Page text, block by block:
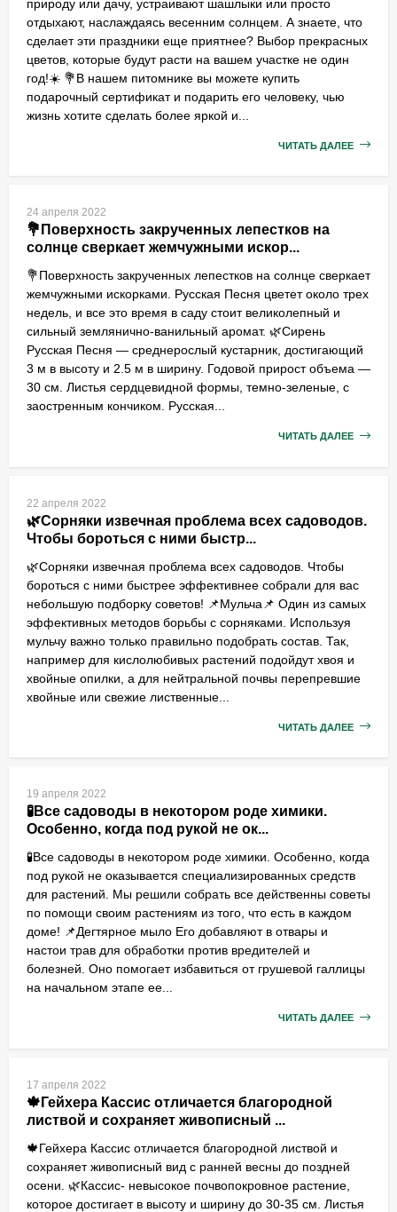
природу или дачу, устраивают шашлыки или просто
отдыхают, наслаждаясь весенним солнцем. А знаете, что
сделает эти праздники еще приятнее? Выбор прекрасных
цветов, которые будут расти на вашем участке не один
год!☀️ 💐В нашем питомнике вы можете купить
подарочный сертификат и подарить его человеку, чью
жизнь хотите сделать более яркой и...
ЧИТАТЬ ДАЛЕЕ
24 апреля 2022
💐Поверхность закрученных лепестков на
солнце сверкает жемчужными искор...
💐Поверхность закрученных лепестков на солнце сверкает
жемчужными искорками. Русская Песня цветет около трех
недель, и все это время в саду стоит великолепный и
сильный землянично-ванильный аромат. 🌿Сирень
Русская Песня — среднерослый кустарник, достигающий
3 м в высоту и 2.5 м в ширину. Годовой прирост объема —
30 см. Листья сердцевидной формы, темно-зеленые, с
заостренным кончиком. Русская...
ЧИТАТЬ ДАЛЕЕ
22 апреля 2022
🌿Сорняки извечная проблема всех садоводов.
Чтобы бороться с ними быстр...
🌿Сорняки извечная проблема всех садоводов. Чтобы
бороться с ними быстрее эффективнее собрали для вас
небольшую подборку советов! 📌Мульча📌 Один из самых
эффективных методов борьбы с сорняками. Используя
мульчу важно только правильно подобрать состав. Так,
например для кислолюбивых растений подойдут хвоя и
хвойные опилки, а для нейтральной почвы перепревшие
хвойные или свежие лиственные...
ЧИТАТЬ ДАЛЕЕ
19 апреля 2022
🧪Все садоводы в некотором роде химики.
Особенно, когда под рукой не ок...
🧪Все садоводы в некотором роде химики. Особенно, когда
под рукой не оказывается специализированных средств
для растений. Мы решили собрать все действенны советы
по помощи своим растениям из того, что есть в каждом
доме! 📌Дегтярное мыло Его добавляют в отвары и
настои трав для обработки против вредителей и
болезней. Оно помогает избавиться от грушевой галлицы
на начальном этапе ее...
ЧИТАТЬ ДАЛЕЕ
17 апреля 2022
🍁Гейхера Кассис отличается благородной
листвой и сохраняет живописный ...
🍁Гейхера Кассис отличается благородной листвой и
сохраняет живописный вид с ранней весны до поздней
осени. 🌿Кассис- невысокое почвопокровное растение,
которое достигает в высоту и ширину до 30-35 см. Листья